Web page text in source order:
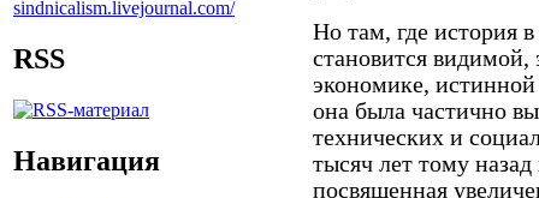
RSS
Навигация
Но там, где история
становится
экономике,
она была частично
технических и
тысяч лет тому
посвященная